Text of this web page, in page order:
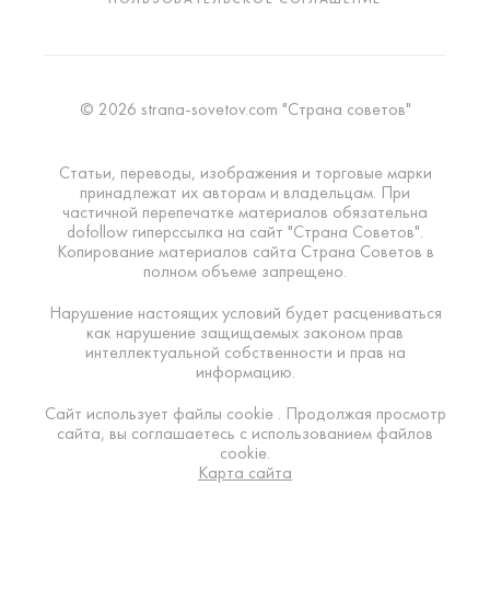
© 2026 strana-sovetov.com "Страна советов"
Статьи, переводы, изображения и торговые марки
принадлежат их авторам и владельцам. При
частичной перепечатке материалов обязательна
dofollow гиперссылка на сайт "Страна Советов".
Копирование материалов сайта Страна Советов в
полном объеме запрещено.
Нарушение настоящих условий будет расцениваться
как нарушение защищаемых законом прав
интеллектуальной собственности и прав на
информацию.
Сайт использует файлы cookie . Продолжая просмотр
сайта, вы соглашаетесь с использованием файлов
cookie.
Карта сайта